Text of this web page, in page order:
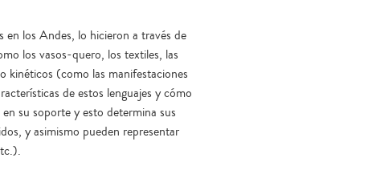
en los Andes, lo hicieron a través de
los vasos-quero, los textiles, las
kinéticos (como las manifestaciones
de estos lenguajes y cómo
su soporte y esto determina sus
y asimismo pueden representar